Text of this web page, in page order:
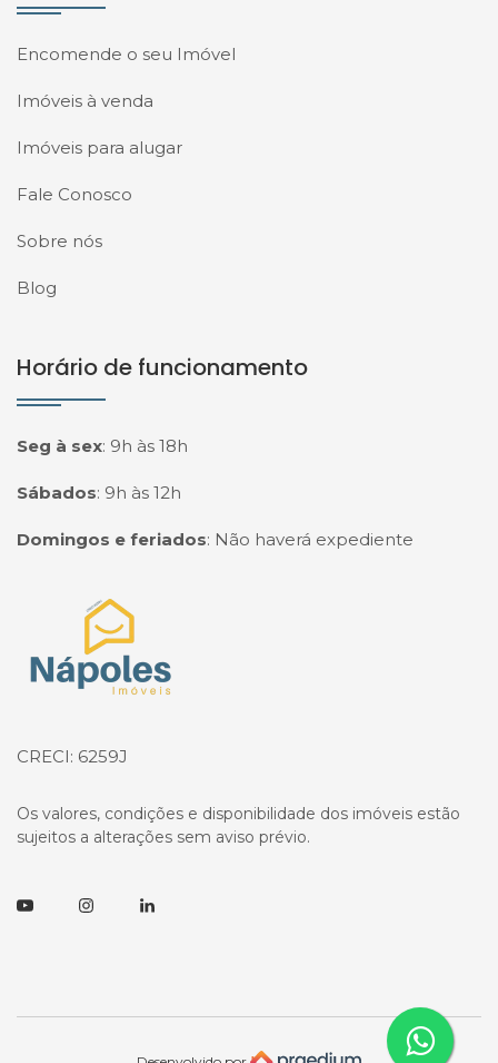
Encomende o seu Imóvel
Imóveis à venda
Imóveis para alugar
Fale Conosco
Sobre nós
Blog
Horário de funcionamento
Seg à sex: 9h às 18h
Sábados: 9h às 12h
Domingos e feriados: Não haverá expediente
Página inicial
CRECI: 6259J
Os valores, condições e disponibilidade dos imóveis estão
sujeitos a alterações sem aviso prévio.
YoutubeInstagramLinkedin